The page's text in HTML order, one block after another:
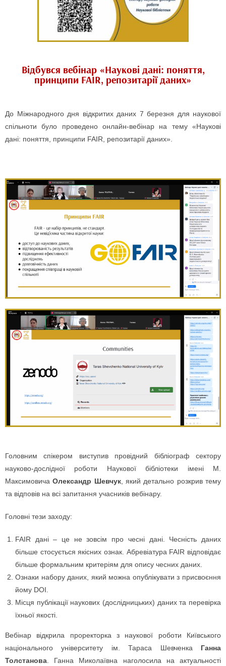
Відбувся вебінар «Наукові дані: поняття,
принципи FAIR, репозитарії даних»
До Міжнародного дня відкритих даних 7 березня для наукової
спільноти було проведено онлайн-вебінар на тему «Наукові
дані: поняття, принципи FAIR, репозитарії даних».
Головним спікером виступив провідний бібліограф сектору
науково-дослідної роботи Наукової бібліотеки імені М.
Максимовича Олександр Шевчук, який детально розкрив тему
та відповів на всі запитання учасників вебінару.
Головні тези заходу:
FAIR дані – це не зовсім про чесні дані. Чесність даних
більше стосується якісних ознак. Абревіатура FAIR відповідає
більше формальним критеріям для опису чесних даних.
Ознаки набору даних, який можна опублікувати з присвоєння
йому DOI.
Місця публікації наукових (дослідницьких) даних та перевірка
їхньої якості.
Вебінар відкрила проректорка з наукової роботи Київського
національного університету ім. Тараса Шевченка Ганна
Толстанова . Ганна Миколаївна наголосила на актуальності